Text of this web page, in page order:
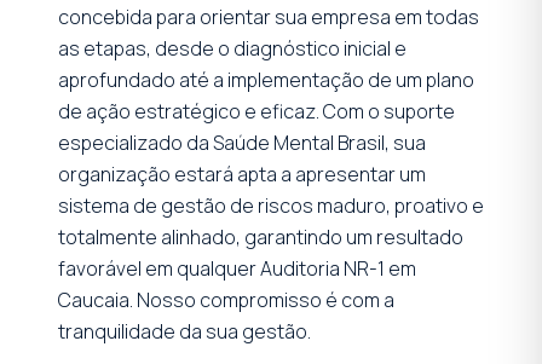
concebida para orientar sua empresa em todas
as etapas, desde o diagnóstico inicial e
aprofundado até a implementação de um plano
de ação estratégico e eficaz. Com o suporte
especializado da Saúde Mental Brasil, sua
organização estará apta a apresentar um
sistema de gestão de riscos maduro, proativo e
totalmente alinhado, garantindo um resultado
favorável em qualquer Auditoria NR-1 em
Caucaia. Nosso compromisso é com a
tranquilidade da sua gestão.